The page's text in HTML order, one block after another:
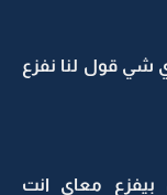
شي قول لنا نفزع
معاي انت